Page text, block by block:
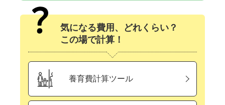
気になる費用、どれくらい？
この場で計算！
養育費計算ツール